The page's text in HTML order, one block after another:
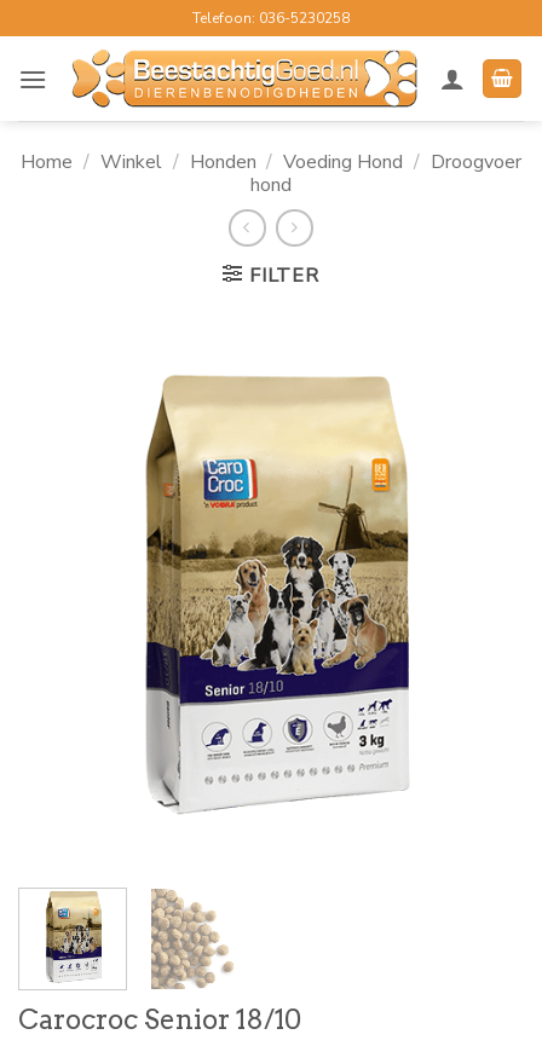
naar
inhoud
Telefoon: 036-5230258
Home / Winkel / Honden / Voeding Hond / Droogvoer
hond
FILTER
Carocroc Senior 18/10